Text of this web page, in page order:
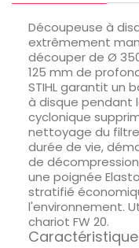
Découpeuse à
extrêmement
découper de Ø
125 mm de
STIHL garantit un
à disque pendant
cyclonique
nettoyage du
durée de vie,
de
une poignée
stratifié
l'environnement.
chariot FW 20.